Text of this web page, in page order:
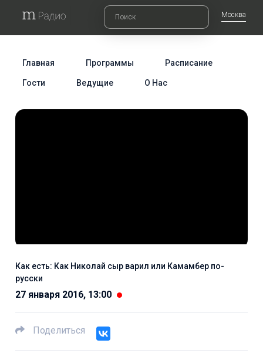
Москва
Главная Программы Расписание
Гости Ведущие О Нас
Как есть: Как Николай сыр варил или Камамбер по-
русски
27 января 2016, 13:00
Поделиться